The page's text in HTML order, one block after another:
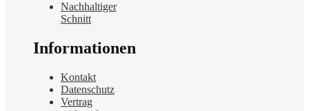
Nachhaltiger
Schnitt
Informationen
Kontakt
Datenschutz
Vertrag